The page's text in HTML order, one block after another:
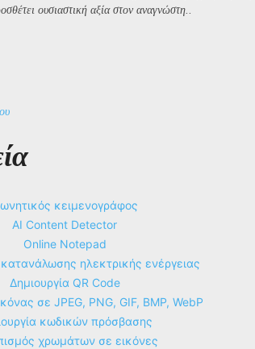
ουσιαστική αξία στον αναγνώστη..
κειμενογράφος
AI Content Detector
Online Notepad
ηλεκτρικής ενέργειας
Δημιουργία QR Code
σε JPEG, PNG, GIF, BMP, WebP
κωδικών πρόσβασης
χρωμάτων σε εικόνες